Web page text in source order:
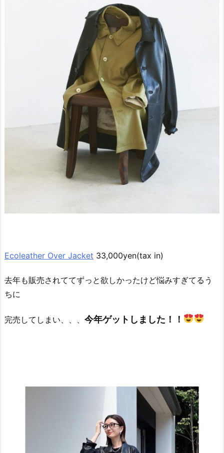
Ecoleather Over Jacket 33,000yen(tax in)
去年も販売されててずっと欲しかったけど悩みすぎてるう
ちに
完売してしまい、、、 今年ゲットしました！！